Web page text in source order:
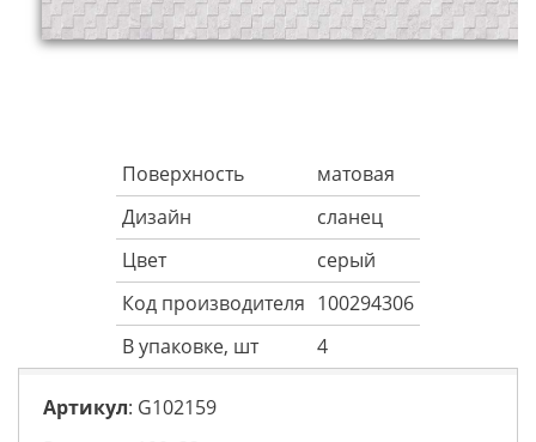
Поверхность
матовая
Дизайн
сланец
Цвет
серый
Код производителя 100294306
В упаковке, шт
4
Артикул: G102159